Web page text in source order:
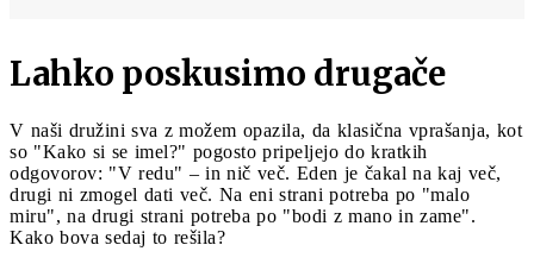
Lahko poskusimo drugače
V naši družini sva z možem opazila, da klasična vprašanja, kot
so "Kako si se imel?" pogosto pripeljejo do kratkih
odgovorov: "V redu" – in nič več. Eden je čakal na kaj več,
drugi ni zmogel dati več. Na eni strani potreba po "malo
miru", na drugi strani potreba po "bodi z mano in zame".
Kako bova sedaj to rešila?